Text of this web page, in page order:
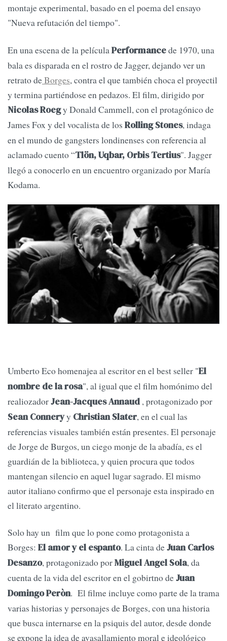
montaje experimental, basado en el poema del ensayo
"Nueva refutación del tiempo".
En una escena de la películaPerformancede 1970, una
bala es disparada en el rostro de Jagger, dejando ver un
retrato deBorges, contra el que también choca el proyectil
y termina partiéndose en pedazos. El film, dirigido por
Nicolas Roegy Donald Cammell, con el protagónico de
James Fox y del vocalista de los Rolling Stones, indaga
en el mundo de gangsters londinenses con referencia al
aclamado cuento “Tlön, Uqbar, Orbis Tertius". Jagger
llegó a conocerlo en un encuentro organizado por María
Kodama.
Umberto Eco homenajea al escritor en el best seller "El
nombre de la rosa", al igual que el film homónimo del
realiozadorJean-Jacques Annaud , protagonizado por
Sean Conneryy Christian Slater, en el cual las
referencias visuales también están presentes. El personaje
de Jorge de Burgos, un ciego monje de la abadía, es el
guardián de la biblioteca, y quien procura que todos
mantengan silencio en aquel lugar sagrado. El mismo
autor italiano confirmo que el personaje esta inspirado en
el literato argentino.
Solo hay un film que lo pone como protagonista a
Borges: El amor y el espanto. La cinta deJuan Carlos
Desanzo, protagonizado porMiguel Angel Sola, da
cuenta de la vida del escritor en el gobirtno deJuan
Domingo Peròn. El filme incluye como parte de la trama
varias historias y personajes de Borges, con una historia
que busca internarse en la psiquis del autor, desde donde
se expone la idea de avasallamiento moral e ideológico